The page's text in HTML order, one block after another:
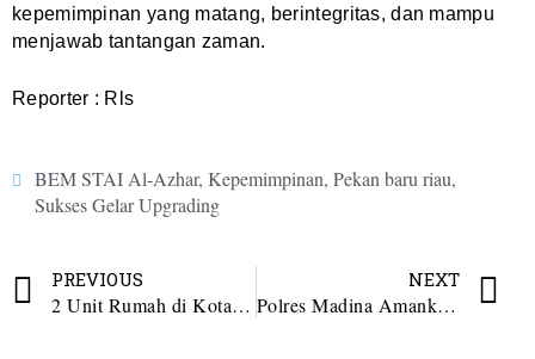
kepemimpinan yang matang, berintegritas, dan mampu
menjawab tantangan zaman.
Reporter : Rls
BEM STAI Al-Azhar, Kepemimpinan, Pekan baru riau,
Sukses Gelar Upgrading
PREVIOUS
2 Unit Rumah di Kotanopan Ludes Terbakar.
NEXT
Polres Madina Amankan 2 Orang Pengedar Ganja dan Sabu